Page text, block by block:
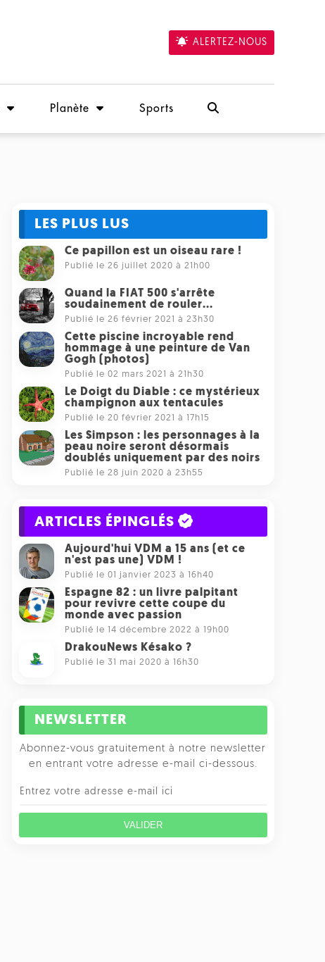
ALERTEZ-NOUS
Planète Sports
LES PLUS LUS
Ce papillon est un oiseau rare !
Publié le 26 juillet 2020 à 21h00
Quand la FIAT 500 s'arrête
soudainement de rouler...
Publié le 26 février 2021 à 23h30
Cette piscine incroyable rend
hommage à une peinture de Van
Gogh (photos)
Publié le 02 mars 2021 à 21h30
Le Doigt du Diable : ce mystérieux
champignon aux tentacules
Publié le 20 février 2021 à 17h15
Les Simpson : les personnages à la
peau noire seront désormais
doublés uniquement par des noirs
Publié le 28 juin 2020 à 23h55
ARTICLES ÉPINGLÉS
Aujourd'hui VDM a 15 ans (et ce
n'est pas une) VDM !
Publié le 01 janvier 2023 à 16h40
Espagne 82 : un livre palpitant
pour revivre cette coupe du
monde avec passion
Publié le 14 décembre 2022 à 19h00
DrakouNews Késako ?
Publié le 31 mai 2020 à 16h30
NEWSLETTER
Abonnez-vous gratuitement à notre newsletter
en entrant votre adresse e-mail ci-dessous.
VALIDER